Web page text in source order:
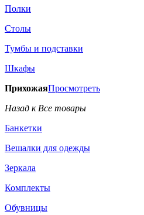
Полки
Столы
Тумбы и подставки
Шкафы
ПрихожаяПросмотреть
Назад к Все товары
Банкетки
Вешалки для одежды
Зеркала
Комплекты
Обувницы